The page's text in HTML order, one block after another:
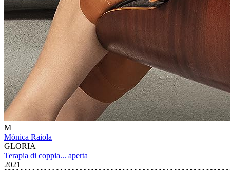
M
Mònica Raiola
GLORIA
Terapia di coppia... aperta
2021